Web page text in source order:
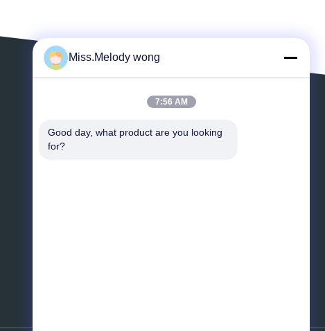
メッセージを残しなさい
Miss.Melody wong
7:56 AM
Good day, what product are you looking
for?